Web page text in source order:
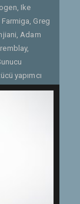
Ike
Greg
Adam
yapımcı
Ramirez